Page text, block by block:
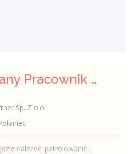
Kwalifikowany Pracownik / Kwalifikowana Pracowniczka Ochrony
Sp. Z o.o.
należeć: patrolowanie i